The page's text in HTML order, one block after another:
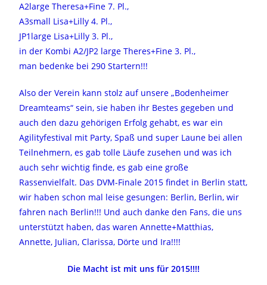
A2large Theresa+Fine 7. Pl.,
A3small Lisa+Lilly 4. Pl.,
JP1large Lisa+Lilly 3. Pl.,
in der Kombi A2/JP2 large Theres+Fine 3. Pl.,
man bedenke bei 290 Startern!!!
Also der Verein kann stolz auf unsere „Bodenheimer
Dreamteams“ sein, sie haben ihr Bestes gegeben und
auch den dazu gehörigen Erfolg gehabt, es war ein
Agilityfestival mit Party, Spaß und super Laune bei allen
Teilnehmern, es gab tolle Läufe zusehen und was ich
auch sehr wichtig finde, es gab eine große
Rassenvielfalt. Das DVM-Finale 2015 findet in Berlin statt,
wir haben schon mal leise gesungen: Berlin, Berlin, wir
fahren nach Berlin!!! Und auch danke den Fans, die uns
unterstützt haben, das waren Annette+Matthias,
Annette, Julian, Clarissa, Dörte und Ira!!!!
Die Macht ist mit uns für 2015!!!!